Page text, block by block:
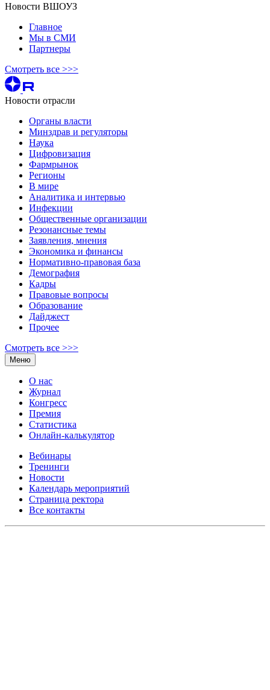
Новости ВШОУЗ
Главное
Мы в СМИ
Партнеры
Смотреть все >>>
Новости отрасли
Органы власти
Минздрав и регуляторы
Наука
Цифровизация
Фармрынок
Регионы
В мире
Аналитика и интервью
Инфекции
Общественные организации
Резонансные темы
Заявления, мнения
Экономика и финансы
Нормативно-правовая база
Демография
Кадры
Правовые вопросы
Образование
Дайджест
Прочее
Смотреть все >>>
Меню
О нас
Журнал
Конгресс
Премия
Статистика
Онлайн-калькулятор
Вебинары
Тренинги
Новости
Календарь мероприятий
Страница ректора
Все контакты